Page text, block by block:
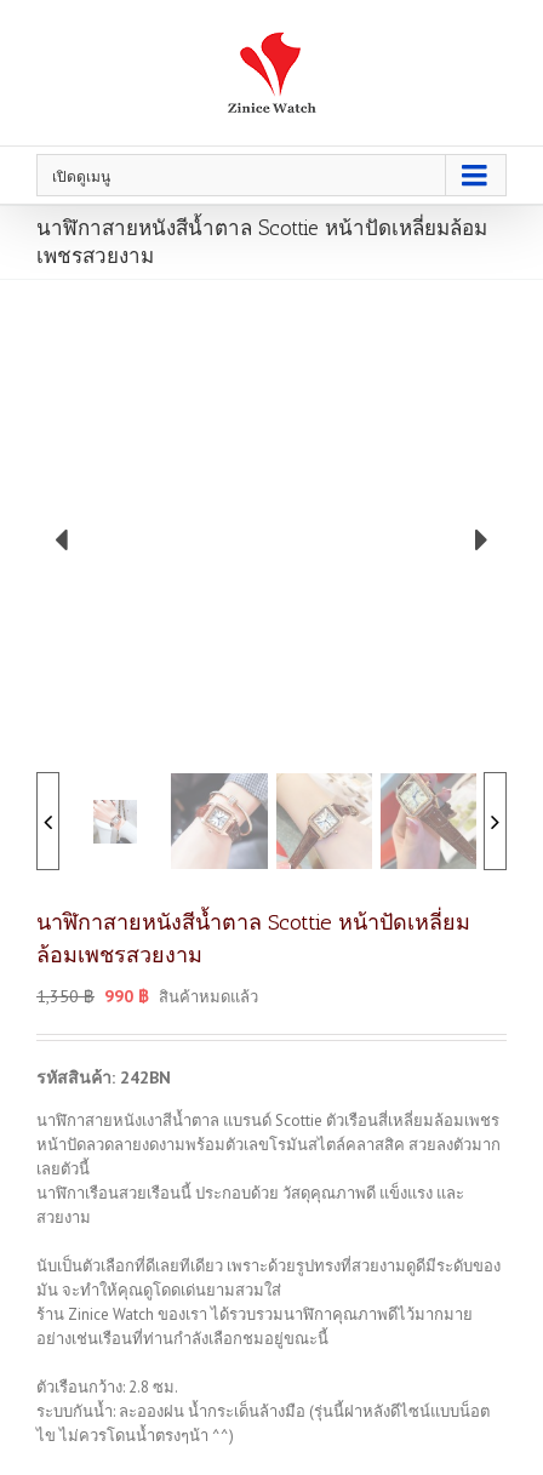
เปิดดูเมนู
นาฬิกาสายหนังสีน้ำตาล Scottie หน้าปัดเหลี่ยมล้อม
เพชรสวยงาม
นาฬิกาสายหนังสีน้ำตาล Scottie หน้าปัดเหลี่ยม
ล้อมเพชรสวยงาม
1,350฿ 990 ฿ สินค้าหมดแล้ว
รหัสสินค้า: 242BN
นาฬิกาสายหนังเงาสีน้ำตาล แบรนด์ Scottie ตัวเรือนสี่เหลี่ยมล้อมเพชร
หน้าปัดลวดลายงดงามพร้อมตัวเลขโรมันสไตล์คลาสสิค สวยลงตัวมาก
เลยตัวนี้
นาฬิกาเรือนสวยเรือนนี้ ประกอบด้วย วัสดุคุณภาพดี แข็งแรง และ
สวยงาม
นับเป็นตัวเลือกที่ดีเลยทีเดียว เพราะด้วยรูปทรงที่สวยงามดูดีมีระดับของ
มัน จะทำให้คุณดูโดดเด่นยามสวมใส่
ร้าน Zinice Watch ของเรา ได้รวบรวมนาฬิกาคุณภาพดีไว้มากมาย
อย่างเช่นเรือนที่ท่านกำลังเลือกชมอยู่ขณะนี้
ตัวเรือนกว้าง: 2.8 ซม.
ระบบกันน้ำ: ละอองฝน น้ำกระเด็นล้างมือ (รุ่นนี้ฝาหลังดีไซน์แบบน็อต
ไข ไม่ควรโดนน้ำตรงๆน้า ^^)